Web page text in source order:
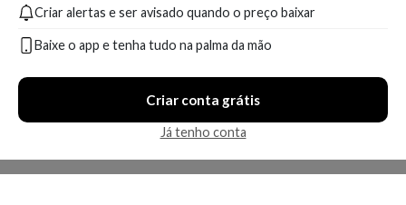
Criar alertas e ser avisado quando o preço baixar
Baixe o app e tenha tudo na palma da mão
Criar conta grátis
Já tenho conta